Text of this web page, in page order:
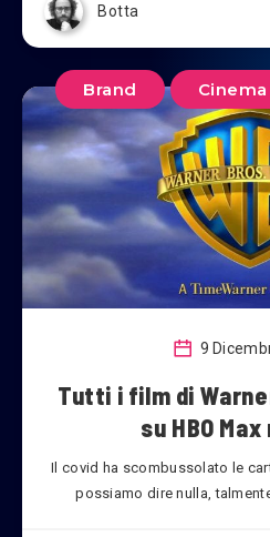
Botta
Brand Cinema
9
Tutti i film di
su HBO
Il covid ha scombussolato le
possiamo dire nulla,